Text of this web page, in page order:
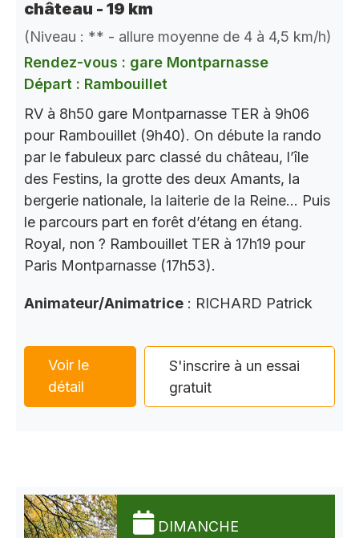
château - 19 km
(Niveau : ** - allure moyenne de 4 à 4,5 km/h)
Rendez-vous : gare Montparnasse
Départ : Rambouillet
RV à 8h50 gare Montparnasse TER à 9h06
pour Rambouillet (9h40). On débute la rando
par le fabuleux parc classé du château, l’île
des Festins, la grotte des deux Amants, la
bergerie nationale, la laiterie de la Reine… Puis
le parcours part en forêt d’étang en étang.
Royal, non ? Rambouillet TER à 17h19 pour
Paris Montparnasse (17h53).
Animateur/Animatrice : RICHARD Patrick
Voir le
détail
S'inscrire à un essai
gratuit
DIMANCHE